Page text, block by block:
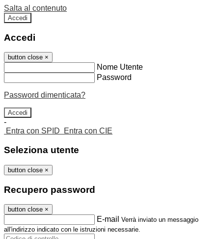
Salta al contenuto
Accedi
Accedi
button close ×
Nome Utente
Password
Password dimenticata?
-
Entra con SPID
Entra con CIE
Seleziona utente
button close ×
Recupero password
button close ×
E-mail Verrà inviato un messaggio
all'indirizzo indicato con le istruzioni necessarie.